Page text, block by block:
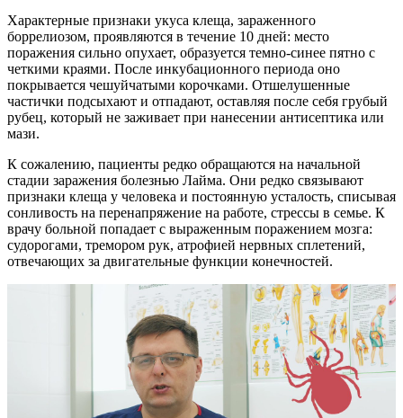
Характерные признаки укуса клеща, зараженного
боррелиозом, проявляются в течение 10 дней: место
поражения сильно опухает, образуется темно-синее пятно с
четкими краями. После инкубационного периода оно
покрывается чешуйчатыми корочками. Отшелушенные
частички подсыхают и отпадают, оставляя после себя грубый
рубец, который не заживает при нанесении антисептика или
мази.
К сожалению, пациенты редко обращаются на начальной
стадии заражения болезнью Лайма. Они редко связывают
признаки клеща у человека и постоянную усталость, списывая
сонливость на перенапряжение на работе, стрессы в семье. К
врачу больной попадает с выраженным поражением мозга:
судорогами, тремором рук, атрофией нервных сплетений,
отвечающих за двигательные функции конечностей.